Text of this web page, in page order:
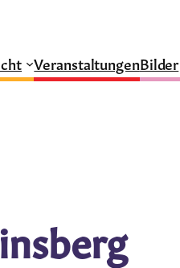
VeranstaltungenBilder